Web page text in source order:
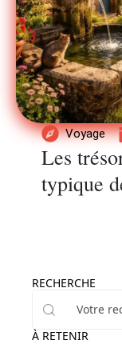
Voyage
Les
typique
RECHERCHE
À RETENIR